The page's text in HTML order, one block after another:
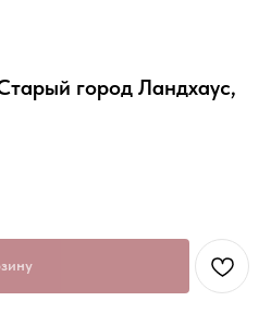
город Ландхаус,